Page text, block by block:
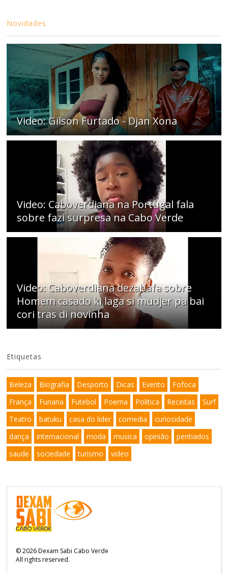
Novidades
Video: Gilson Furtado - Djan Xona
Video: Caboverdiana na Portugal fala
sobre fazi surpresa na Cabo Verde
Video: Caboverdiana dezabafa sobre
Homem casado ki laga si mudjer pa bai
cori tras di novinha
Etiquetas
Beleza Biografia Desporto Dicas Evento
Fofoca
França
Funana Futebol Poema Politica Receitas
Surf
Teatro
batuku casa do lider comedia
curiosidade
dança
internacional moda musica opinião
pentiados
saude
sociedade turismo video
©2026Dexam Sabi Cabo Verde
All rights reserved.